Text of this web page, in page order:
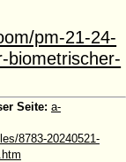
pm-21-24-
biometrischer-
Seite: a-
8783-20240521-